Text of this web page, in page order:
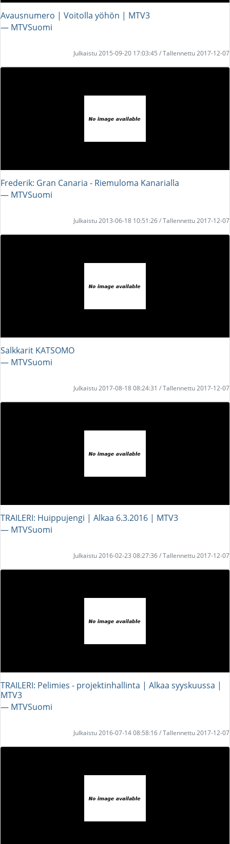
Avausnumero | Voitolla yöhön | MTV3
― MTVSuomi
Julkaistu 2015-09-20 17:03:45 / Tallennettu 2017-12-07
Frederik: Gran Canaria - Riemuloma Kanarialla
― MTVSuomi
Julkaistu 2013-06-18 10:51:26 / Tallennettu 2017-12-07
Salkkarit KATSOMO
― MTVSuomi
Julkaistu 2017-08-18 08:24:31 / Tallennettu 2017-12-07
TRAILERI: Huippujengi | Alkaa 6.3.2016 | MTV3
― MTVSuomi
Julkaistu 2016-02-23 08:27:36 / Tallennettu 2017-12-07
TRAILERI: Pelimies - projektinhallinta | Alkaa syyskuussa |
MTV3
― MTVSuomi
Julkaistu 2016-07-14 08:58:16 / Tallennettu 2017-12-07